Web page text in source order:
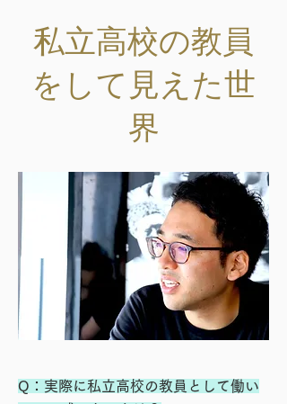
私立高校の教員
をして見えた世
界
Q：実際に私立高校の教員として働い